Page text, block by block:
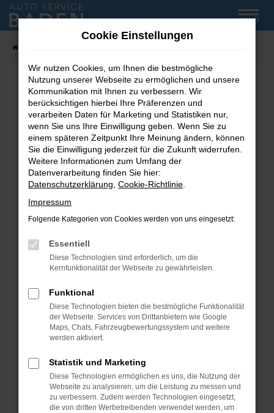
Zum
Hauptinhalt
MENÜ
Fehler: Network Error
Beim Laden ist ein Fehler aufgetreten.
Hier sind ein paar Tipps, die dir helfen können:
Überprüfe deine Firewall und deine
Internetverbindung.
Laden andere Webseiten, zum Beispiel deine
Suchmaschine?
Prüfe deine Browsererweiterungen.
können das Laden bestimmter Seiten
verhindern. Funktioniert die Seite in einem
Fenster?
Starte dein Gerät neu.
Das kann manchmal helfen, vorübergehende
Probleme zu beheben.
Betriebssystem auf dem neuesten Stand
sind.
Veraltete Software birgt nicht nur ein
Sicherheitsrisiko, sondern kann auch dazu
Cookie Einstellungen
Wir nutzen Cookies, um Ihnen die bestmögliche
Nutzung unserer Webseite zu ermöglichen und unsere
Kommunikation mit Ihnen zu verbessern. Wir
berücksichtigen hierbei Ihre Präferenzen und
verarbeiten Daten für Marketing und Statistiken nur,
wenn Sie uns Ihre Einwilligung geben. Wenn Sie zu
einem späteren Zeitpunkt Ihre Meinung ändern, können
Sie die Einwilligung jederzeit für die Zukunft widerrufen.
Weitere Informationen zum Umfang der
Datenverarbeitung finden Sie hier:
Datenschutzerklärung Cookie-Richtlinie
Impressum
Folgende Kategorien von Cookies werden von uns eingesetzt:
Essentiell
Diese Technologien sind erforderlich, um die
Kernfunktionalität der Webseite zu gewährleisten.
Funktional
Diese Technologien bieten die bestmögliche Funktionalität
der Webseite. Services von Drittanbietern wie Google
Maps, Chats, Fahrzeugbewertungssystem und weitere
werden aktiviert.
Statistik und Marketing
Diese Technologien ermöglichen es uns, die Nutzung der
Webseite zu analysieren, um die Leistung zu messen und
zu verbessern. Zudem werden Technologien eingesetzt,
die von dritten Werbetreibenden verwendet werden, um